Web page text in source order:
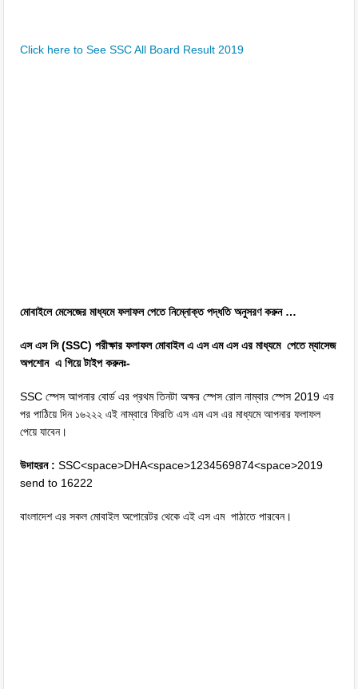
Click here to See SSC All Board Result 2019
মোবাইলে মেসেজের মাধ্যমে ফলাফল পেতে নিম্নোক্ত পদ্ধতি অনুসরণ করুন …
এস এস সি (SSC) পরীক্ষার ফলাফল মোবাইল এ এস এম এস এর মাধ্যমে পেতে ম্যাসেজ
অপশোন এ গিয়ে টাইপ করুনঃ-
SSC স্পেস আপনার বোর্ড এর প্রথম তিনটা অক্ষর স্পেস রোল নাম্বার স্পেস 2019 এর
পর পাঠিয়ে দিন ১৬২২২ এই নাম্বারে ফিরতি এস এম এস এর মাধ্যমে আপনার ফলাফল
পেয়ে যাবেন।
উদাহরন : SSC<space>DHA<space>1234569874<space>2019
send to 16222
বাংলাদেশ এর সকল মোবাইল অপোরেটর থেকে এই এস এম পাঠাতে পারবেন।